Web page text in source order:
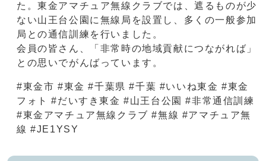
た。東金アマチュア無線クラブでは、遮るものが少
ない山王台公園に無線局を設置し、多くの一般参加
局との通信訓練を行いました。
会員の皆さん、「非常時の地域貢献につながれば」
との思いでがんばっています。
#東金市 #東金 #千葉県 #千葉 #いいね東金 #東金
フォト #だいすき東金 #山王台公園 #非常通信訓練
#東金アマチュア無線クラブ #無線 #アマチュア無
線 #JE1YSY